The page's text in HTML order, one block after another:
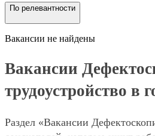
По релевантности
Вакансии не найдены
Вакансии
трудоустройство в
Раздел «Вакансии